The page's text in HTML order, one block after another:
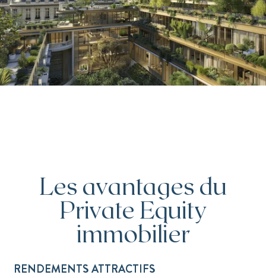
Les avantages du
Private Equity
immobilier
RENDEMENTS ATTRACTIFS